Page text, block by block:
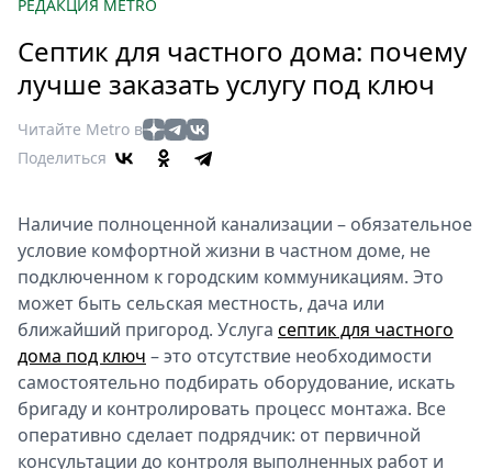
Мир
Здоровье
Еда
Туризм
Театр
Кино
Афиша
Книги
Выставки
Пресс-
релизы
О
Metro
РЕДАКЦИЯ METRO
Септик для частного дома: почему
лучше заказать услугу под ключ
Читайте Metro в
Поделиться
Наличие полноценной канализации – обязательное
условие комфортной жизни в частном доме, не
подключенном к городским коммуникациям. Это
может быть сельская местность, дача или
ближайший пригород. Услуга септик для частного
дома под ключ – это отсутствие необходимости
самостоятельно подбирать оборудование, искать
бригаду и контролировать процесс монтажа. Все
оперативно сделает подрядчик: от первичной
консультации до контроля выполненных работ и